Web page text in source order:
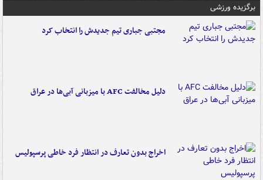
برگزیده ورزشی
مجتبی جباری تیم جدیدش را انتخاب کرد
دلیل مخالفت AFC با میزبانی آبی‌ها در عراق
اخراج بدون تعارف در انتظار فرد خاطی پرسپولیس